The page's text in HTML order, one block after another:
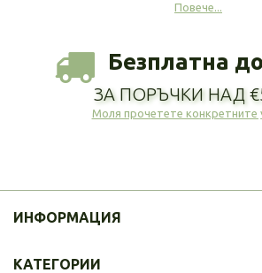
Повече...
Безплатна
ЗА ПОРЪЧКИ НАД
Моля прочетете конкретните
ИНФОРМАЦИЯ
КАТЕГОРИИ